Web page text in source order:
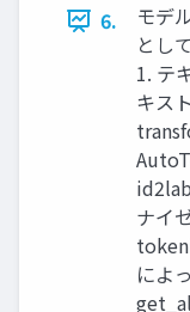
6.
モデ
とし
1. テ
キス
ナイ
によ